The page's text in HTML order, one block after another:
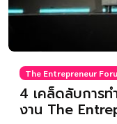
The Entrepreneur
4 เคล็ดลับการ
งาน The